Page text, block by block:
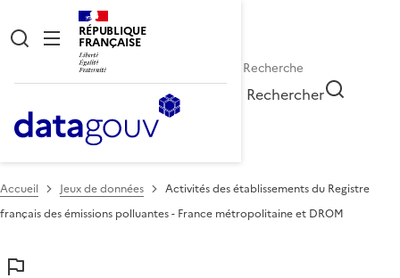
RÉPUBLIQUE
FRANÇAISE
Rechercher
Accueil Jeux de données
Activités des établissements du Registre
français des émissions polluantes - France métropolitaine et DROM